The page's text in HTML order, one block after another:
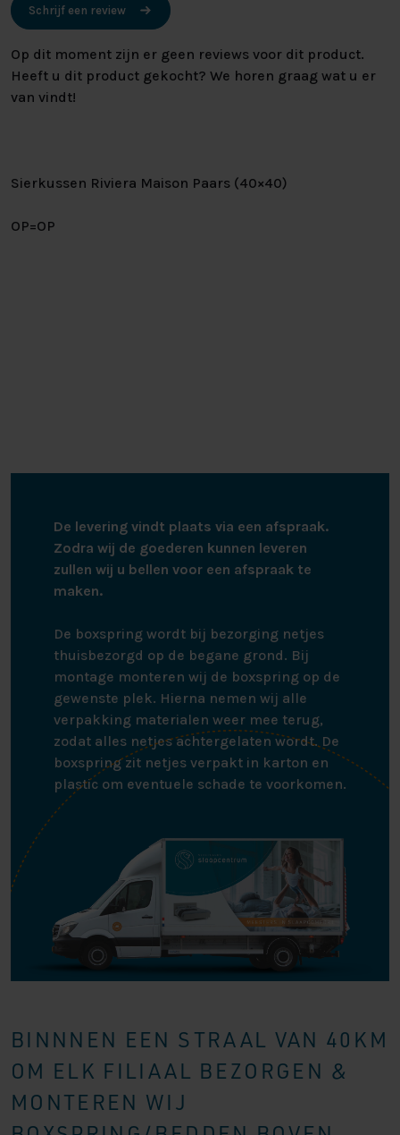
Schrijf een review
Op dit moment zijn er geen reviews voor dit product.
Heeft u dit product gekocht? We horen graag wat u er
van vindt!
Sierkussen Riviera Maison Paars (40×40)
OP=OP
De levering vindt plaats via een afspraak.
Zodra wij de goederen kunnen leveren
zullen wij u bellen voor een afspraak te
maken.
De boxspring wordt bij bezorging netjes
thuisbezorgd op de begane grond. Bij
montage monteren wij de boxspring op de
gewenste plek. Hierna nemen wij alle
verpakking materialen weer mee terug,
zodat alles netjes achtergelaten wordt. De
boxspring zit netjes verpakt in karton en
plastic om eventuele schade te voorkomen.
BINNNEN EEN STRAAL VAN 40KM
OM ELK FILIAAL BEZORGEN &
MONTEREN WIJ